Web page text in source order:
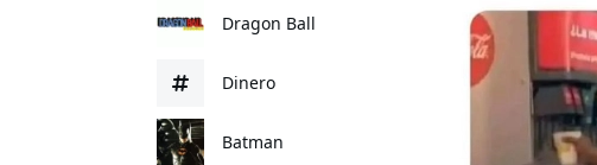
Dragon Ball
Dinero
Batman